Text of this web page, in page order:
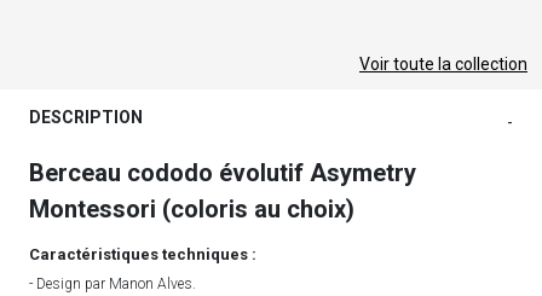
Voir toute la collection
DESCRIPTION -
Berceau cododo évolutif Asymetry
Montessori (coloris au choix)
Caractéristiques techniques :
- Design par Manon Alves.